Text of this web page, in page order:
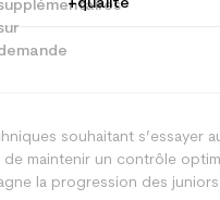
+qualité
souhaitant s’essayer
maintenir un contrôle
la progression des juniors